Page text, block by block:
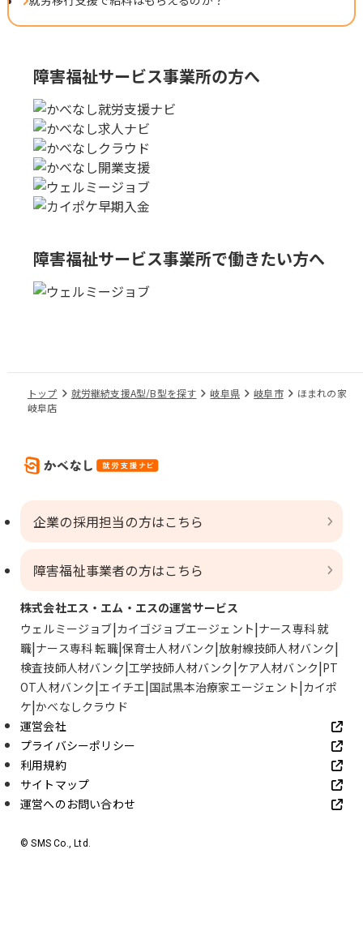
障害福祉サービス事業所の方へ
障害福祉サービス事業所で働きたい方へ
トップ 就労継続支援A型/B型を探す 岐阜県 岐阜市
ほまれの家
岐阜店
企業の採用担当の方はこちら
障害福祉事業者の方はこちら
株式会社エス・エム・エスの運営サービス
ウェルミージョブ カイゴジョブエージェント ナース専科 就
職 ナース専科 転職 保育士人材バンク 放射線技師人材バンク
検査技師人材バンク 工学技師人材バンク ケア人材バンク PT
OT人材バンク エイチエ 国試黒本治療家エージェント カイポ
ケ かべなしクラウド
運営会社
プライバシーポリシー
利用規約
サイトマップ
運営へのお問い合わせ
© SMS Co., Ltd.